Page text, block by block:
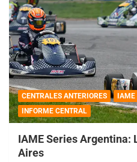
CENTRALES ANTERIORES
IAME
INFORME CENTRAL
IAME Series Argentina:
Aires